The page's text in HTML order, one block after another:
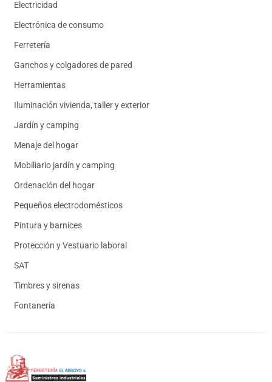
Electricidad
Electrónica de consumo
Ferretería
Ganchos y colgadores de pared
Herramientas
Iluminación vivienda, taller y exterior
Jardín y camping
Menaje del hogar
Mobiliario jardín y camping
Ordenación del hogar
Pequeños electrodomésticos
Pintura y barnices
Protección y Vestuario laboral
SAT
Timbres y sirenas
Fontanería